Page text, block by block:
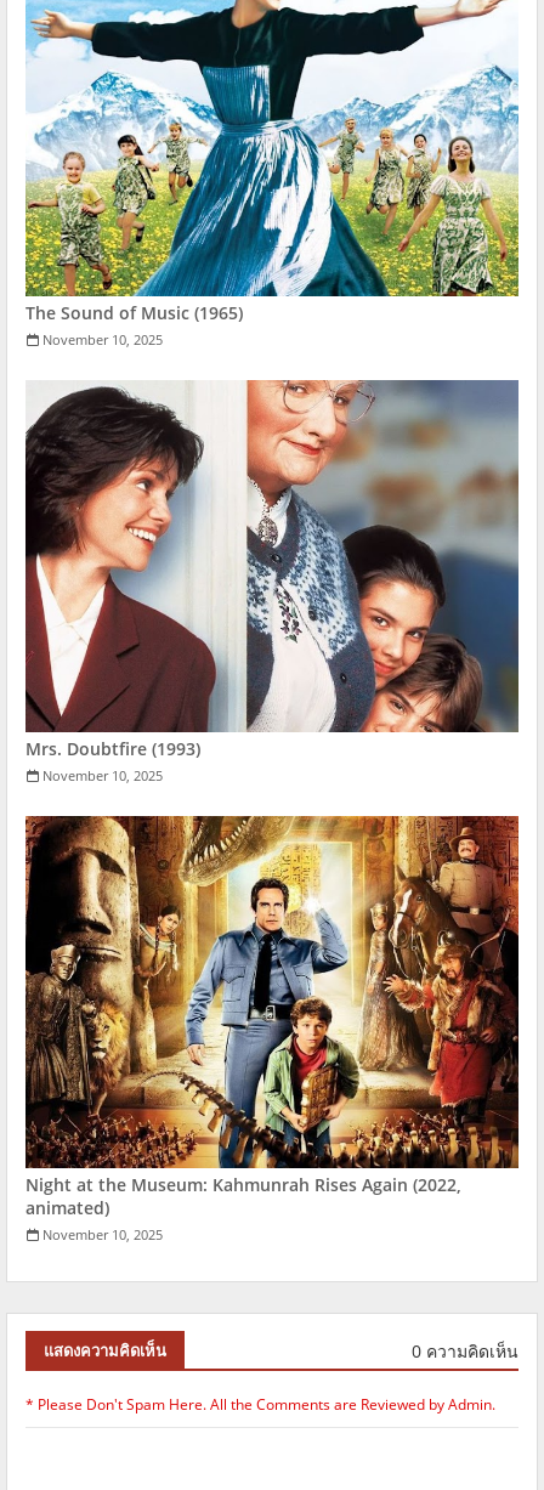
The Sound of Music (1965)
November 10, 2025
Mrs. Doubtfire (1993)
November 10, 2025
Night at the Museum: Kahmunrah Rises Again (2022,
animated)
November 10, 2025
แสดงความคิดเห็น 0 ความคิดเห็น
* Please Don't Spam Here. All the Comments are Reviewed by Admin.